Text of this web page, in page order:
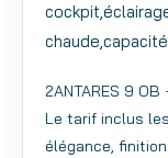
2ANTARES 9
Le tarif inclus
élégance,